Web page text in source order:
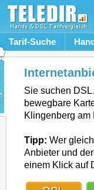
Tarif-Suche
Sie suchen
bewegbare
Klingenberg am
Tipp: Wer
Anbieter und
einem Klick auf